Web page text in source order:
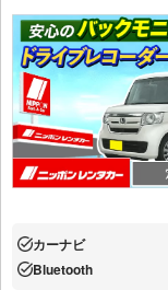
あり:カーナビ
あり:Bluetooth